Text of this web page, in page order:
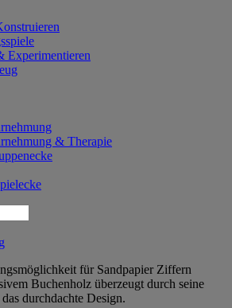
Experimentieren
& Therapie
für Sandpapier Ziffern
Buchenholz überzeugt durch seine
durchdachte Design.